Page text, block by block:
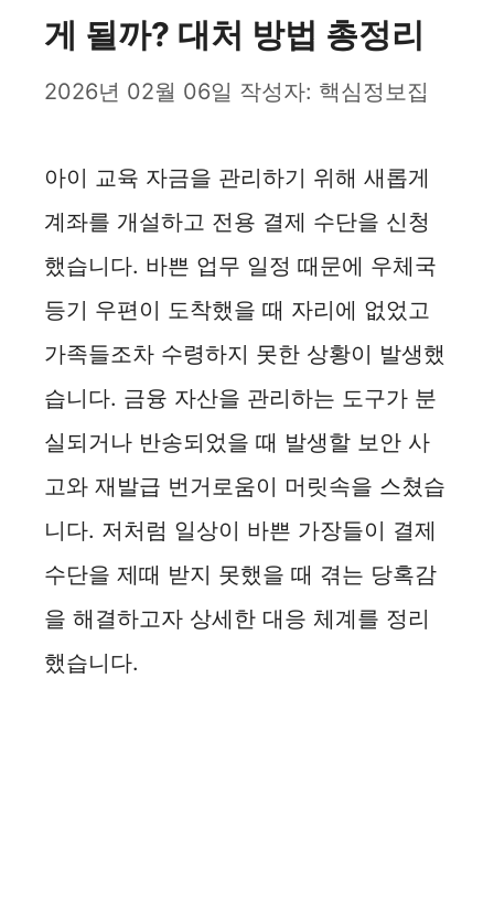
게 될까? 대처 방법 총정리
2026년 02월 06일 작성자: 핵심정보집
아이 교육 자금을 관리하기 위해 새롭게
계좌를 개설하고 전용 결제 수단을 신청
했습니다. 바쁜 업무 일정 때문에 우체국
등기 우편이 도착했을 때 자리에 없었고
가족들조차 수령하지 못한 상황이 발생했
습니다. 금융 자산을 관리하는 도구가 분
실되거나 반송되었을 때 발생할 보안 사
고와 재발급 번거로움이 머릿속을 스쳤습
니다. 저처럼 일상이 바쁜 가장들이 결제
수단을 제때 받지 못했을 때 겪는 당혹감
을 해결하고자 상세한 대응 체계를 정리
했습니다.